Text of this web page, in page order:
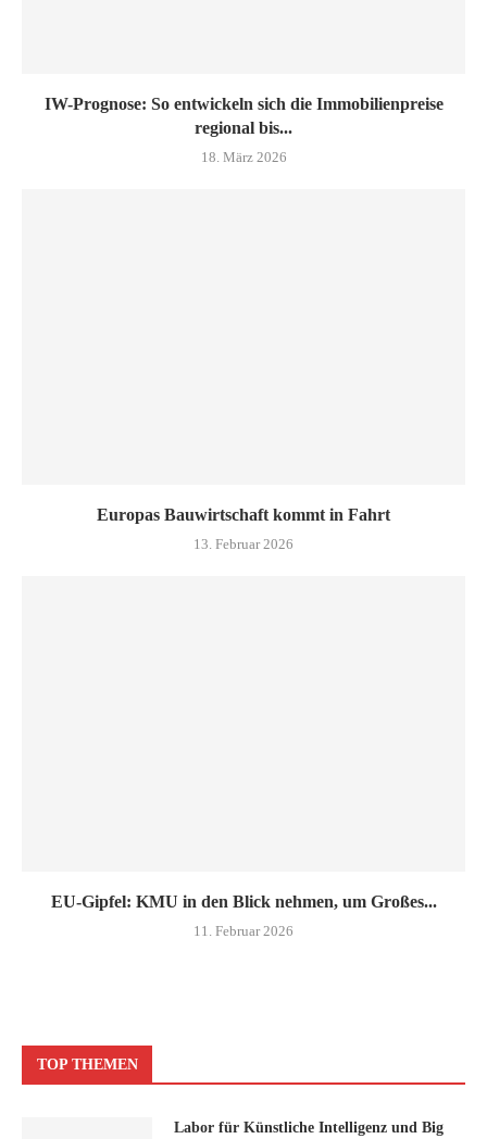
IW-Prognose: So entwickeln sich die Immobilienpreise
regional bis...
18. März 2026
Europas Bauwirtschaft kommt in Fahrt
13. Februar 2026
EU-Gipfel: KMU in den Blick nehmen, um Großes...
11. Februar 2026
TOP THEMEN
Labor für Künstliche Intelligenz und Big